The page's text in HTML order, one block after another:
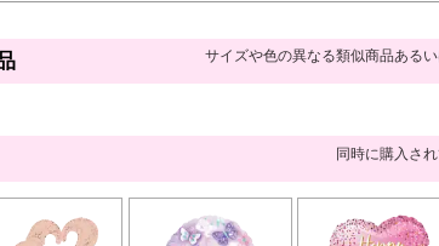
サイズや色の異なる類似商品ある
同時に購入さ